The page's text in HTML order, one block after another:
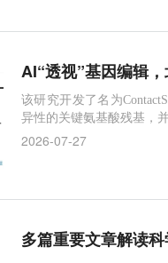
AI“透视”基因编辑
该研究开发了名为
异性的关键氨基酸残基，
2026-07-27
多篇重要文章解读